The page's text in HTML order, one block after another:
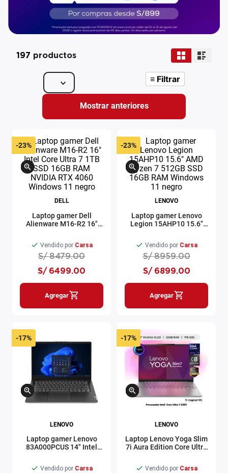
197 productos
≡ Filtrar
Mostrar anteriores
-23%
DELL
Laptop gamer Dell
Alienware M16-R2 16"
4060 Windows 11 negro
Vendido por Carsa
S/ 8479.00
S/ 6499.00
Agregar
-23%
LENOVO
Laptop gamer Lenovo
Legion 15AHP10 15.6"
negro
Vendido por Carsa
S/ 8959.00
S/ 6899.00
Agregar
-17%
LENOVO
Laptop gamer Lenovo
83A000PCUS 14" Intel
RAM Windows 11 negro
Vendido por Carsa
-17%
LENOVO
Laptop Lenovo Yoga Slim
7i Aura Edition Core Ultra
RAM
Vendido por Carsa